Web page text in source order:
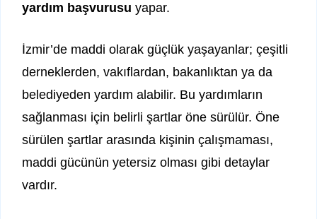
yardım başvurusu yapar.
İzmir’de maddi olarak güçlük yaşayanlar; çeşitli
derneklerden, vakıflardan, bakanlıktan ya da
belediyeden yardım alabilir. Bu yardımların
sağlanması için belirli şartlar öne sürülür. Öne
sürülen şartlar arasında kişinin çalışmaması,
maddi gücünün yetersiz olması gibi detaylar
vardır.